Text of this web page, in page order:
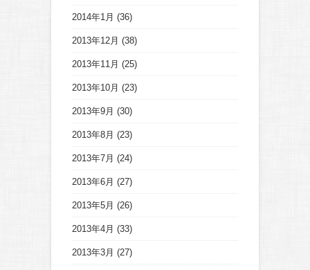
2014年1月 (36)
2013年12月 (38)
2013年11月 (25)
2013年10月 (23)
2013年9月 (30)
2013年8月 (23)
2013年7月 (24)
2013年6月 (27)
2013年5月 (26)
2013年4月 (33)
2013年3月 (27)